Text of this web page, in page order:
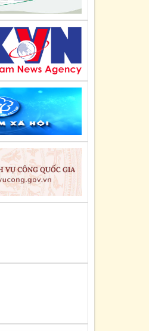
UBND
Nghị quyết số
5/2025 và Nghị
17/5/2025...
NĐ-CP
số điều của Nghị
ngày 09 tháng 6
LMHTX
chế quản lý và sử
của Liên minh
UBND